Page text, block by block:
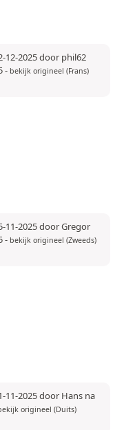
12-2025 door phil62
- bekijk origineel (Frans)
11-2025 door Gregor
- bekijk origineel (Zweeds)
2025 door Hans na
origineel (Duits)